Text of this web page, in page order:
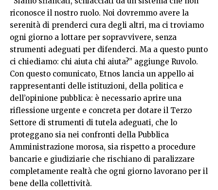
riconosce il nostro ruolo. Noi dovremmo avere la
serenità di prenderci cura degli altri, ma ci troviamo
ogni giorno a lottare per sopravvivere, senza
strumenti adeguati per difenderci. Ma a questo punto
ci chiediamo: chi aiuta chi aiuta?” aggiunge Ruvolo.
Con questo comunicato, Etnos lancia un appello ai
rappresentanti delle istituzioni, della politica e
dell’opinione pubblica: è necessario aprire una
riflessione urgente e concreta per dotare il Terzo
Settore di strumenti di tutela adeguati, che lo
proteggano sia nei confronti della Pubblica
Amministrazione morosa, sia rispetto a procedure
bancarie e giudiziarie che rischiano di paralizzare
completamente realtà che ogni giorno lavorano per il
bene della collettività.